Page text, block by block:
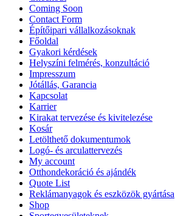
Coming Soon
Contact Form
Építőipari vállalkozásoknak
Főoldal
Gyakori kérdések
Helyszíni felmérés, konzultáció
Impresszum
Jótállás, Garancia
Kapcsolat
Karrier
Kirakat tervezése és kivitelezése
Kosár
Letölthető dokumentumok
Logó- és arculattervezés
My account
Otthondekoráció és ajándék
Quote List
Reklámanyagok és eszközök gyártása
Shop